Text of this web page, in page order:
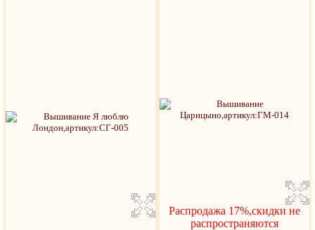
Распродажа 17%,скидки не
распространяются